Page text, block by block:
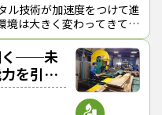
実践、立木を１本ずつ
haの伐採権を保有してい
ル技術が加速度をつけて進
境は大きく変わってきてい
“変化への対応力”と言われ
く──未
を引き
な資源